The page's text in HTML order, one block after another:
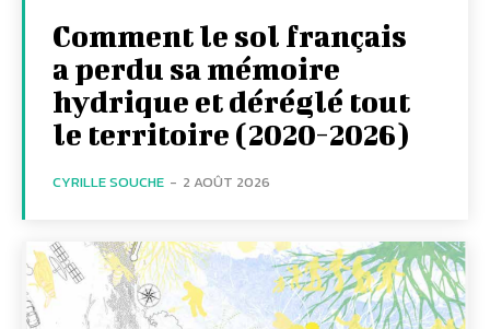
Comment le sol français
a perdu sa mémoire
hydrique et déréglé tout
le territoire (2020-2026)
CYRILLE SOUCHE - 2 AOÛT 2026